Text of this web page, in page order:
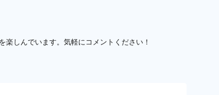
しんでいます。気軽にコメントください！